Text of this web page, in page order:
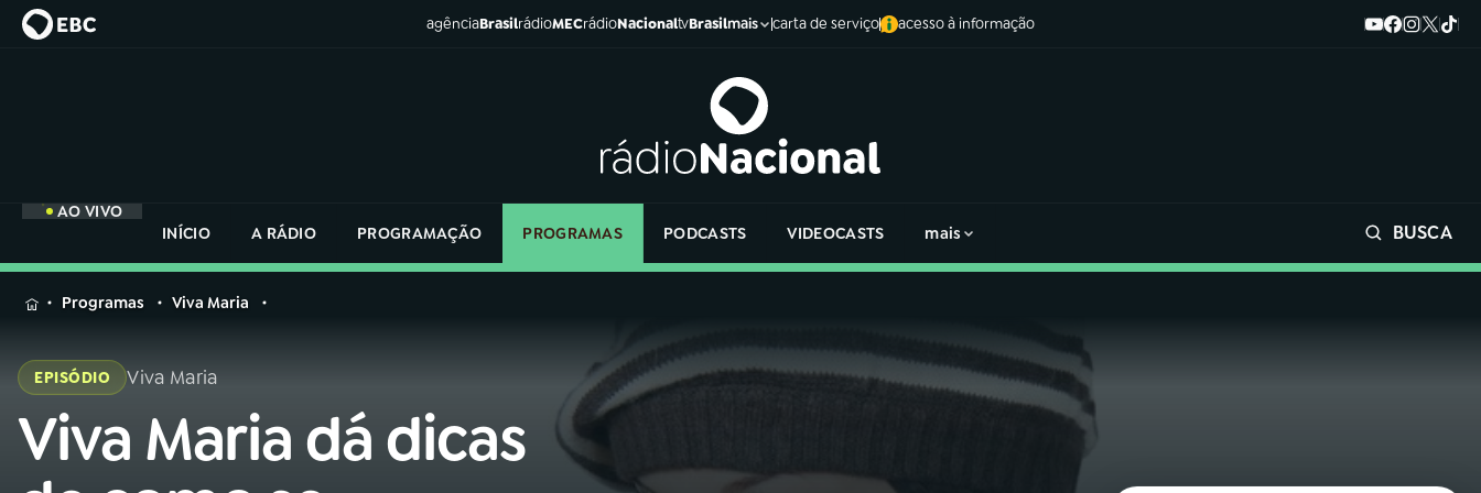
agênciaBrasilrádioMECrádioNacionaltvBrasilmais carta de serviço acesso à informação
AO VIVO
INÍCIO
A RÁDIO PROGRAMAÇÃO PROGRAMAS PODCASTS VIDEOCASTS mais BUSCA
MENU
Buscar
na
Rádio
na
Rádio
Nacional
Programas Viva Maria
EPISÓDIO Viva Maria
Viva Maria dá dicas